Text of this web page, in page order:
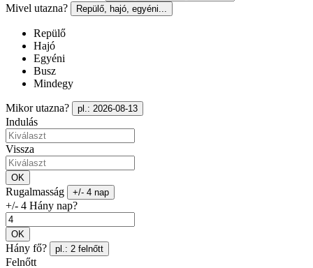
Mivel utazna?
Repülő, hajó, egyéni...
Repülő
Hajó
Egyéni
Busz
Mindegy
Mikor utazna? pl.: 2026-08-13
Indulás
Vissza
OK
Rugalmasság +/- 4 nap
+/- 4 Hány nap?
OK
Hány fő? pl.: 2 felnőtt
Felnőtt